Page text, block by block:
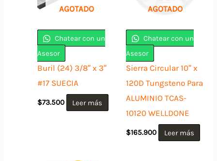
AGOTADO
Chatear con un
Asesor
Buril (24) 3/8″ x 3″
#17 SUECIA
$73.500 Leer más
AGOTADO
Chatear con un
Asesor
Sierra Circular 10″ x
120D Tungsteno Para
ALUMINIO TCAS-
10120 WELLDONE
$165.900 Leer más